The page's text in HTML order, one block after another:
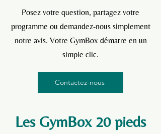
Posez votre question, partagez votre
programme ou demandez-nous simplement
notre avis. Votre GymBox démarre en un
simple clic.
Contactez-nous
Les GymBox 20 pieds